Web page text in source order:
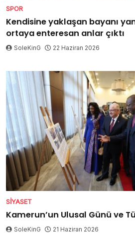
SPOR
Kendisine yaklaşan bayanı
ortaya enteresan anlar çıktı
SoleKinG 22 Haziran 2026
SIYASET
Kamerun’un Ulusal Günü ve
SoleKinG 21 Haziran 2026